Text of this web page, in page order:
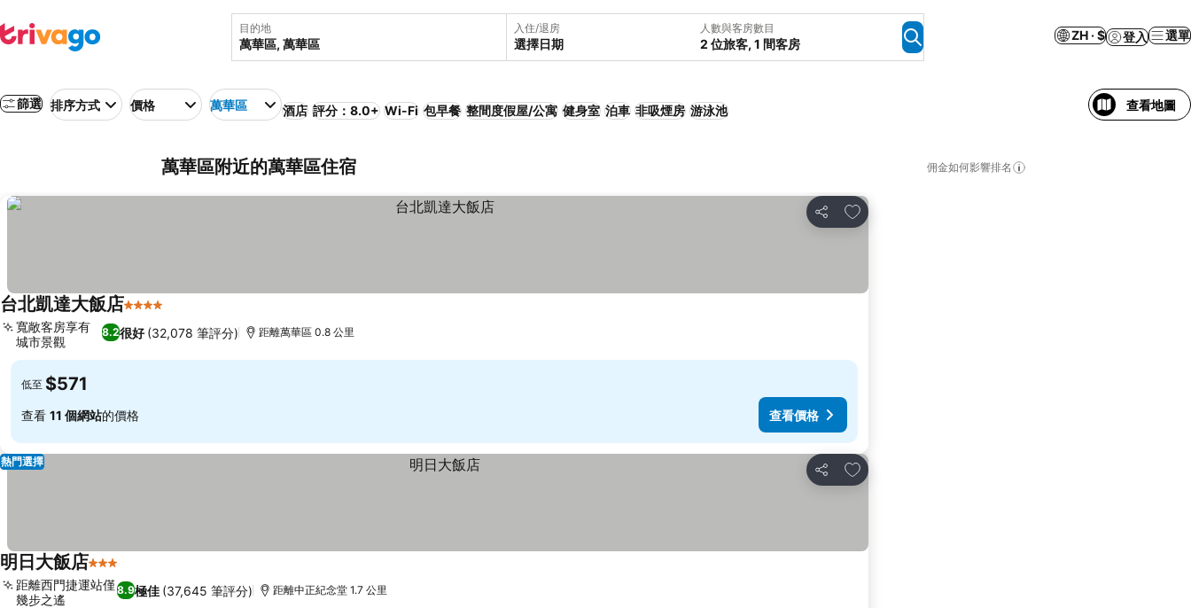
目的地 入住/退房
選擇日期
人數與客房數目
2 位旅客, 1 間客房
ZH · $ 登入 選單
篩選 排序方式 價格 萬華區 酒店 評分：8.0+ Wi-Fi 包早餐 整間度假屋/公寓 健身室 泊車 非吸煙房 游泳池 查看地圖
萬華區附近的萬華區住宿 佣金如何影響排名
分享
放到收藏夾
台北凱達大飯店4 星級
8.2很好 (32,078 筆評分)
寬敞客房享有
城市景觀
距離萬華區 0.8 公里
低至 $571
查看 11 個網站的價格 查看價格
分享
放到收藏夾
熱門選擇
明日大飯店3 星級
8.9極佳 (37,645 筆評分)
距離西門捷運站僅
幾步之遙
距離中正紀念堂 1.7 公里